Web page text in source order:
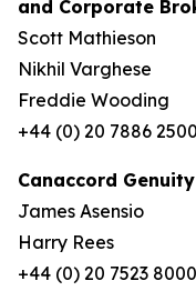
and Corporate
Scott Mathieson
Nikhil Varghese
Freddie Wooding
+44 (0) 20 7886 2500
Canaccord
James Asensio
Harry Rees
+44 (0) 20 7523 8000